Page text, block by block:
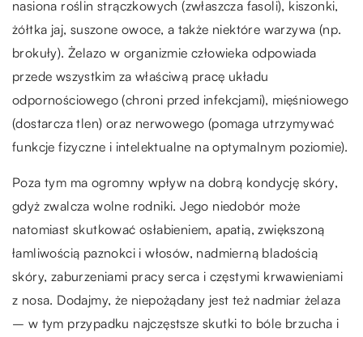
nasiona roślin strączkowych (zwłaszcza fasoli), kiszonki,
żółtka jaj, suszone owoce, a także niektóre warzywa (np.
brokuły). Żelazo w organizmie człowieka odpowiada
przede wszystkim za właściwą pracę układu
odpornościowego (chroni przed infekcjami), mięśniowego
(dostarcza tlen) oraz nerwowego (pomaga utrzymywać
funkcje fizyczne i intelektualne na optymalnym poziomie).
Poza tym ma ogromny wpływ na dobrą kondycję skóry,
gdyż zwalcza wolne rodniki. Jego niedobór może
natomiast skutkować osłabieniem, apatią, zwiększoną
łamliwością paznokci i włosów, nadmierną bladością
skóry, zaburzeniami pracy serca i częstymi krwawieniami
z nosa. Dodajmy, że niepożądany jest też nadmiar żelaza
– w tym przypadku najczęstsze skutki to bóle brzucha i